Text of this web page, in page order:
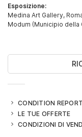
Esposizione:
Medina Art Gallery,
Modum (Municipio della
CONDITION REPORT
LE TUE OFFERTE
CONDIZIONI DI